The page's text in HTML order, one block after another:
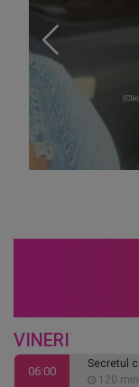
VINERI
06:00
Secretul
120 min